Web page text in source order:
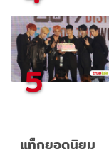
5
แท็กยอดนิยม